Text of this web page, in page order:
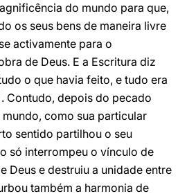
do mundo para que,
os seus bens de maneira livre
activamente para o
de Deus. E a Escritura diz
o que havia feito, e tudo era
Contudo, depois do pecado
como sua particular
sentido partilhou o seu
só interrompeu o vínculo de
Deus e destruiu a unidade entre
também a harmonia de